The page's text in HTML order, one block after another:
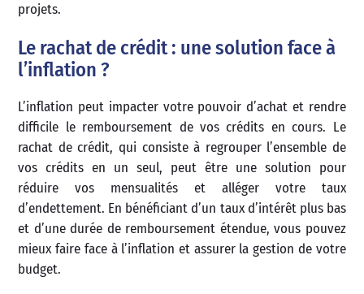
projets.
Le rachat de crédit : une solution face à
l’inflation ?
L’inflation peut impacter votre pouvoir d’achat et rendre
difficile le remboursement de vos crédits en cours. Le
rachat de crédit, qui consiste à regrouper l’ensemble de
vos crédits en un seul, peut être une solution pour
réduire vos mensualités et alléger votre taux
d’endettement. En bénéficiant d’un taux d’intérêt plus bas
et d’une durée de remboursement étendue, vous pouvez
mieux faire face à l’inflation et assurer la gestion de votre
budget.